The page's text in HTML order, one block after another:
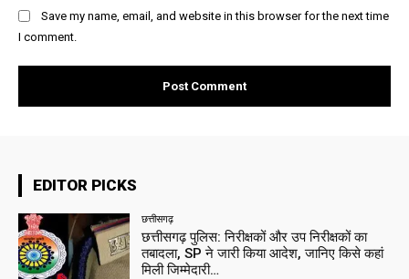
Save my name, email, and website in this browser for the next time
I comment.
EDITOR PICKS
छत्तीसगढ़
छत्तीसगढ़ पुलिस: निरीक्षकों और उप निरीक्षकों का
तबादला, SP ने जारी किया आदेश, जानिए किसे कहां
मिली जिम्मेदारी…